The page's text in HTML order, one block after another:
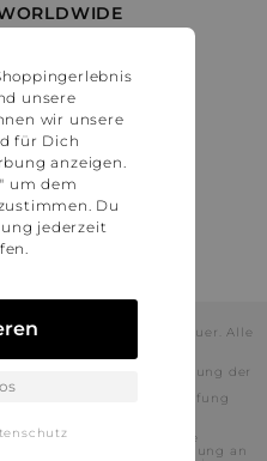
States
gesetzlichen Mehrwertsteuer. Alle
die durch die Nutzung der
Partner voraussichtlich
keine vollständige Prüfung
daher in Einzelfällen
von unserem
nicht oder nur teilweise
kann deren Verwendung an
unsere
wir unsere
für Dich
anzeigen.
um dem
Du
jederzeit